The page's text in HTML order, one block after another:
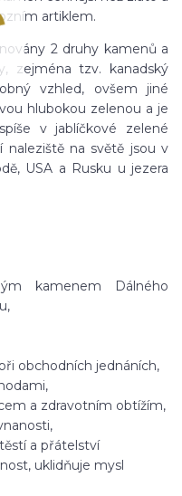
artiklem.
2 druhy kamenů a
zejména tzv. kanadský
vzhled, ovšem jiné
hlubokou zelenou a je
v jablíčkové zelené
naleziště na světě jsou v
USA a Rusku u jezera
kamenem Dálného
obchodních jednáních,
a zdravotním obtížím,
a přátelství
uklidňuje mysl